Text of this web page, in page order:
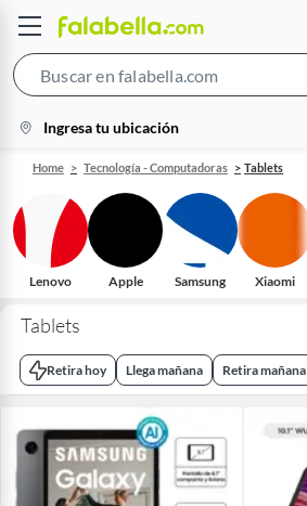
Bar
location-
icon
Ingresa tu ubicación
Home Tecnología - Computadoras Tablets
Lenovo Apple Samsung Xiaomi
Tablets
Retira hoy Llega mañana Retira mañana